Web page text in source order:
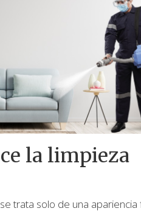
la limpieza
trata solo de una apariencia